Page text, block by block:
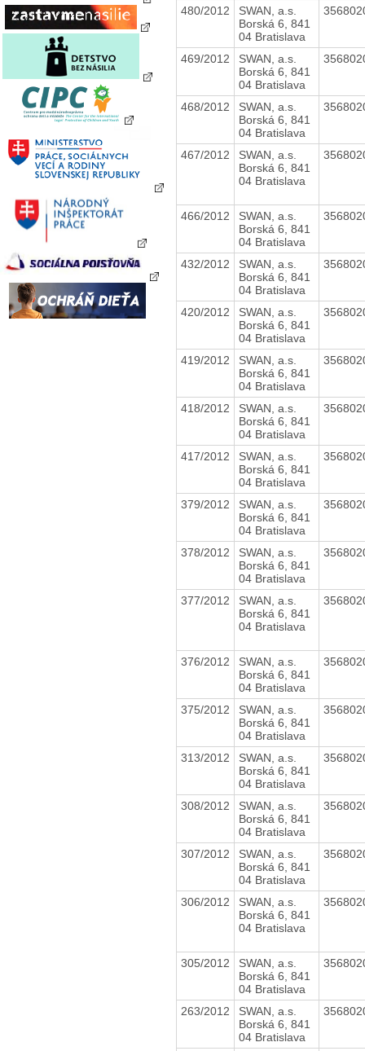
480/2012
SWAN, a.s.
Borská 6, 841
04 Bratislava
469/2012
SWAN, a.s.
Borská 6, 841
04 Bratislava
468/2012
SWAN, a.s.
Borská 6, 841
04 Bratislava
467/2012
SWAN, a.s.
Borská 6, 841
04 Bratislava
466/2012
SWAN, a.s.
Borská 6, 841
04 Bratislava
432/2012
SWAN, a.s.
Borská 6, 841
04 Bratislava
420/2012
SWAN, a.s.
Borská 6, 841
04 Bratislava
419/2012
SWAN, a.s.
Borská 6, 841
04 Bratislava
418/2012
SWAN, a.s.
Borská 6, 841
04 Bratislava
417/2012
SWAN, a.s.
Borská 6, 841
04 Bratislava
379/2012
SWAN, a.s.
Borská 6, 841
04 Bratislava
378/2012
SWAN, a.s.
Borská 6, 841
04 Bratislava
377/2012
SWAN, a.s.
Borská 6, 841
04 Bratislava
376/2012
SWAN, a.s.
Borská 6, 841
04 Bratislava
375/2012
SWAN, a.s.
Borská 6, 841
04 Bratislava
313/2012
SWAN, a.s.
Borská 6, 841
04 Bratislava
308/2012
SWAN, a.s.
Borská 6, 841
04 Bratislava
307/2012
SWAN, a.s.
Borská 6, 841
04 Bratislava
306/2012
SWAN, a.s.
Borská 6, 841
04 Bratislava
305/2012
SWAN, a.s.
Borská 6, 841
04 Bratislava
263/2012
SWAN, a.s.
Borská 6, 841
04 Bratislava